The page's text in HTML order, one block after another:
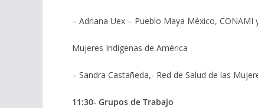
– Adriana Uex – Pueblo Maya México, CONAMI
Mujeres Indígenas de América
– Sandra Castañeda,- Red de Salud de las
11:30- Grupos de Trabajo